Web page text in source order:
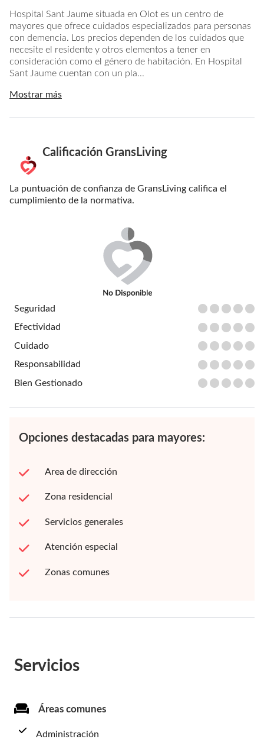
Hospital Sant Jaume situada en Olot es un centro de
mayores que ofrece cuidados especializados para personas
con demencia. Los precios dependen de los cuidados que
necesite el residente y otros elementos a tener en
consideración como el género de habitación. En Hospital
Sant Jaume cuentan con un pla...
Mostrar más
Calificación GransLiving
La puntuación de confianza de GransLiving califica el
cumplimiento de la normativa.
Seguridad
Efectividad
Cuidado
Responsabilidad
Bien Gestionado
Opciones destacadas para mayores:
Area de dirección
Zona residencial
Servicios generales
Atención especial
Zonas comunes
Servicios
Áreas comunes
Administración